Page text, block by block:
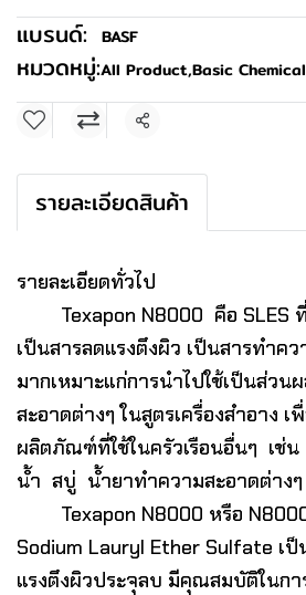
แบรนด์: BASF
หมวดหมู่:All Product,Basic Chemical
แชร์
รายละเอียดสินค้า
รายละเอียดทั่วไป
Texapon N8000 คือ SLES ที่
เป็นสารลดแรงตึงผิว เป็นสารทำค
มากเหมาะแก่การนำไปใช้เป็นส่วน
สะอาดต่างๆ ในสูตรเครื่องสำอาง เ
ผลิตภัณฑ์ที่ใช้ในครัวเรือนอื่นๆ เช่
น้ำ สบู่ น้ำยาทำความสะอาดต่างๆ
Texapon N8000 หรือ N8000
Sodium Lauryl Ether Sulfate เป็
แรงตึงผิวประจุลบ มีคุณสมบัติในกา